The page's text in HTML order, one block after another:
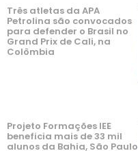
Três atletas da APA
Petrolina são convocados
para defender o Brasil no
Grand Prix de Cali, na
Colômbia
Projeto Formações IEE
beneficia mais de 33 mil
alunos da Bahia, São Paulo